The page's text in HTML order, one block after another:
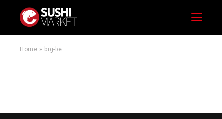
Menu
Home » big-be